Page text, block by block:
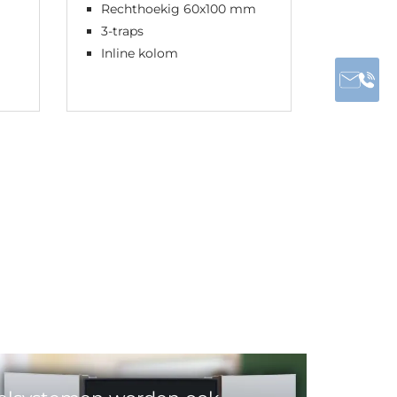
Rechthoekig 60x100 mm
3-traps
Inline kolom
0,1W